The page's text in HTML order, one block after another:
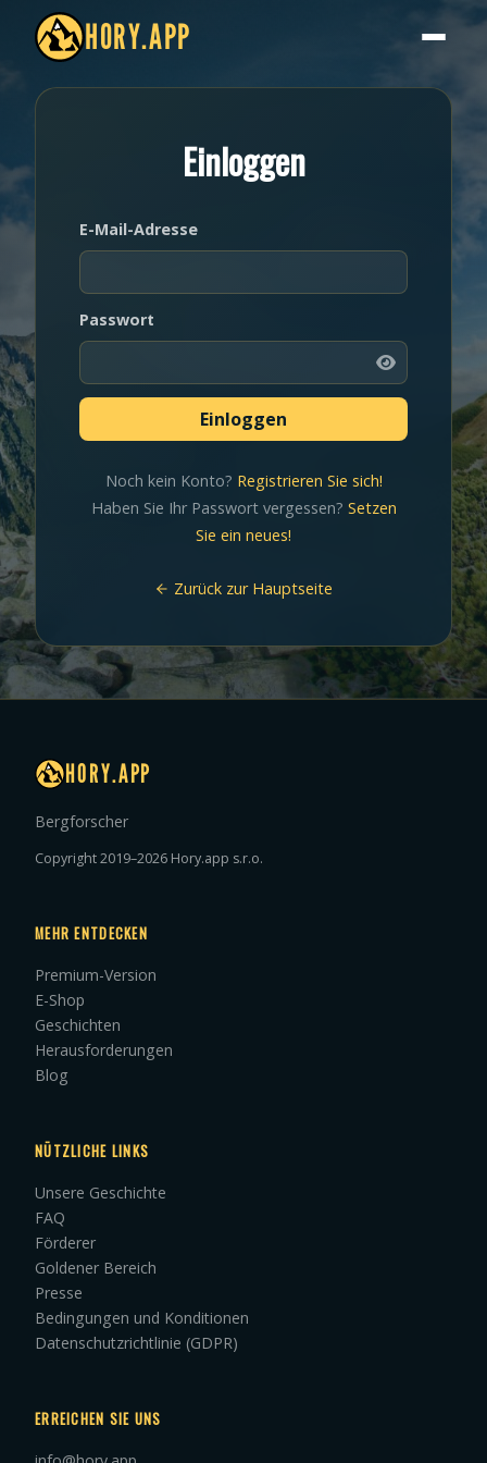
HORY.APP
Einloggen
E-Mail-Adresse
Passwort
Noch kein Konto? Registrieren Sie sich!
Haben Sie Ihr Passwort vergessen? Setzen
Sie ein neues!
Zurück zur Hauptseite
HORY.APP
Bergforscher
Copyright 2019–2026 Hory.app s.r.o.
MEHR ENTDECKEN
Premium-Version
E-Shop
Geschichten
Herausforderungen
Blog
NÜTZLICHE LINKS
Unsere Geschichte
FAQ
Förderer
Goldener Bereich
Presse
Bedingungen und Konditionen
Datenschutzrichtlinie (GDPR)
ERREICHEN SIE UNS